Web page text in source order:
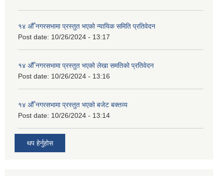
१४ औँ नगरसभामा प्रस्तुत भएको न्यायिक समिति प्रतिवेदन
Post date: 10/26/2024 - 13:17
१४ औँ नगरसभामा प्रस्तुत भएको लेखा समतिको प्रतिवेदन
Post date: 10/26/2024 - 13:16
१४ औँ नगरसभामा प्रस्तुत भएको बजेट बक्तव्य
Post date: 10/26/2024 - 13:14
थप हेर्नुहोस